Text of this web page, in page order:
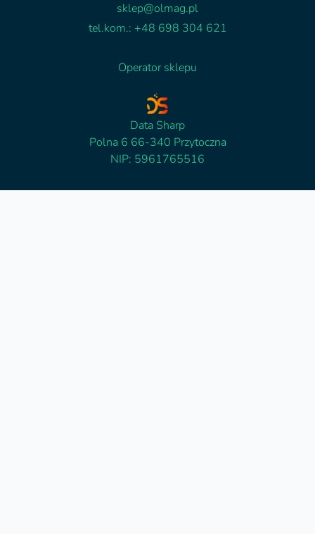
sklep@olmag.pl
tel.kom.: +48 698 304 621
Operator sklepu
Data Sharp
Polna 6 66-340 Przytoczna
NIP: 5961765516